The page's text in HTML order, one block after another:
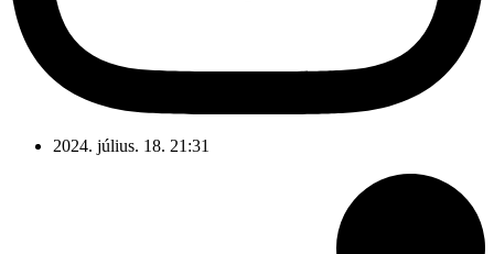
2024. július. 18. 21:31